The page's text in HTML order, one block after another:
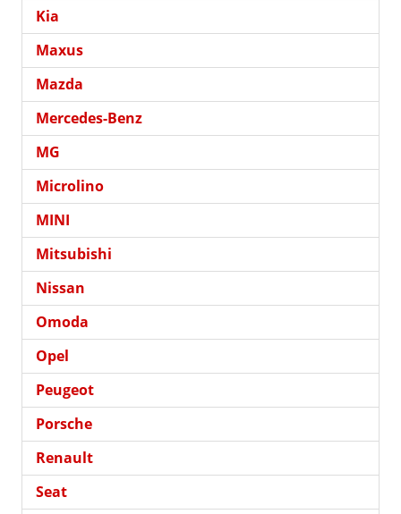
Kia
Maxus
Mazda
Mercedes-Benz
MG
Microlino
MINI
Mitsubishi
Nissan
Omoda
Opel
Peugeot
Porsche
Renault
Seat